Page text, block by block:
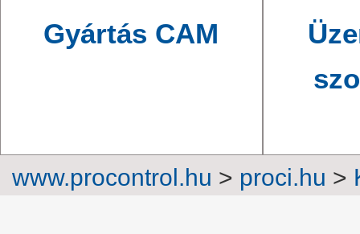
Gyártás CAM
www.procontrol.hu > proci.hu >